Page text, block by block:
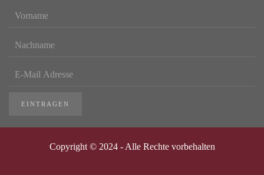
EINTRAGEN
Copyright © 2024 - Alle Rechte vorbehalten